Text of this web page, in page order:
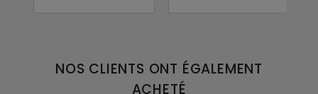
NOS CLIENTS ONT ÉGALEMENT
ACHETÉ